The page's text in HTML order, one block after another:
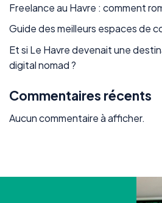
Freelance au Havre : comment
Guide des meilleurs espaces de
Et si Le Havre devenait une
digital nomad ?
Commentaires récents
Aucun commentaire à afficher.